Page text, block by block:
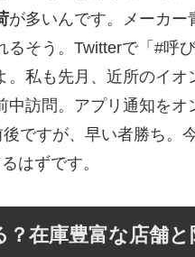
が多いんです。メーカー
そう。Twitterで「#呼
。私も先月、近所のイ
訪問。アプリ通知を
ですが、早い者勝ち。
はずです。
在庫豊富な店舗